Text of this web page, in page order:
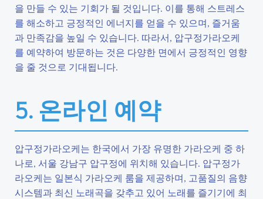
을 만들 수 있는 기회가 될 것입니다. 이를 통해 스트레스
를 해소하고 긍정적인 에너지를 얻을 수 있으며, 즐거움
과 만족감을 높일 수 있습니다. 따라서, 압구정가라오케
를 예약하여 방문하는 것은 다양한 면에서 긍정적인 영향
을 줄 것으로 기대됩니다.
5. 온라인 예약
압구정가라오케는 한국에서 가장 유명한 가라오케 중 하
나로, 서울 강남구 압구정에 위치해 있습니다. 압구정가
라오케는 일본식 가라오케 룸을 제공하며, 고품질의 음향
시스템과 최신 노래곡을 갖추고 있어 노래를 즐기기에 최